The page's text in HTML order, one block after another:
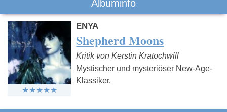
Albuminfo
ENYA
Shepherd Moons
Kritik von Kerstin Kratochwill
Mystischer und mysteriöser New-Age-
Klassiker.